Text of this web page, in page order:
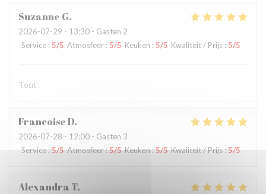
Suzanne G
2026-07-29 - 13:30 - Gasten 2
Service : 5/5 Atmosfeer : 5/5 Keuken : 5/5 Kwaliteit / Prijs : 5/5
Tout
FrancoiseD
2026-07-28 - 12:00 - Gasten 3
Service:5/5 Atmosfeer:5/5 Keuken:5/5 Kwaliteit / Prijs:5/5
Alexandra T